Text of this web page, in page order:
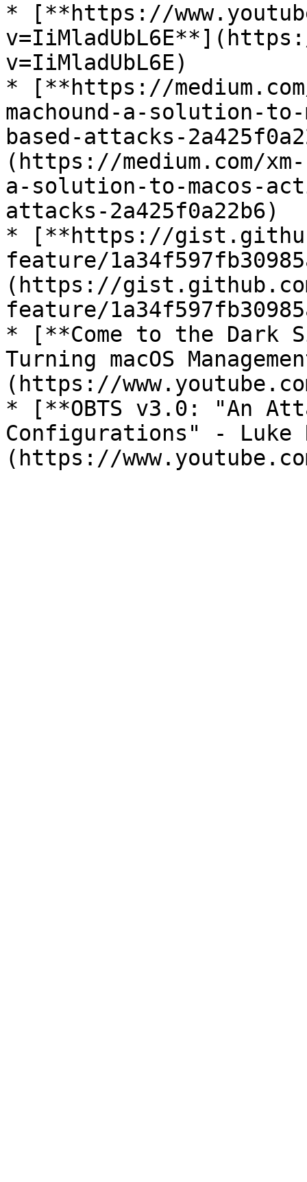
* [**https://
v=IiMladUbL6E)
* [**https://
machound-a-solution-
based-attacks-
(https://medium.com/
a-solution-to-macos-
attacks-2a425f0a22b6)
* [**https://
feature/
(https://
feature/
* [**Come to the Dark
Turning macOS
(https://
* [**OBTS v3.0: "An
Configurations" - Luke